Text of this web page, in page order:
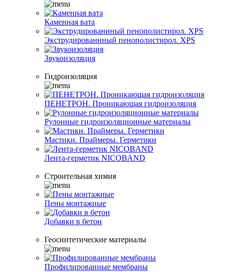
Каменная вата
Экструдированнный пенополистирол. XPS
Звукоизоляция
Гидроизоляция
ПЕНЕТРОН. Проникающая гидроизоляция
Рулонные гидроизоляционные материалы
Мастики. Праймеры. Герметики
Лента-герметик NICOBAND
Строительная химия
Пены монтажные
Добавки в бетон
Геосинтетические материалы
Профилированные мембраны